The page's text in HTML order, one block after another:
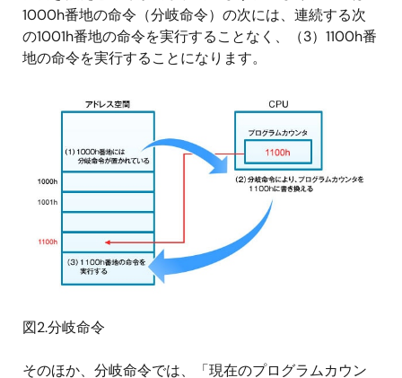
1000h番地の命令（分岐命令）の次には、連続する次
の1001h番地の命令を実行することなく、（3）1100h番
地の命令を実行することになります。
図2.分岐命令
そのほか、分岐命令では、「現在のプログラムカウン